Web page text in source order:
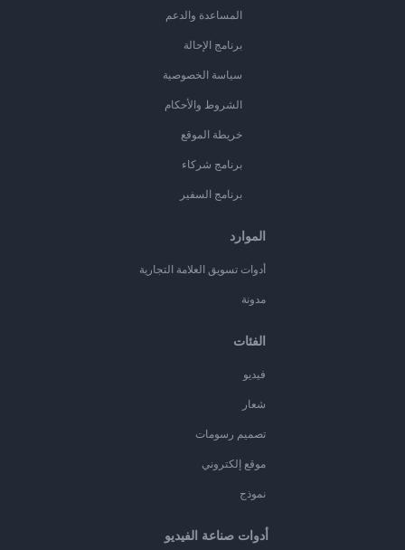
المساعدة والدعم
برنامج الإحالة
سياسة الخصوصية
الشروط والأحكام
خريطة الموقع
برنامج شركاء
برنامج السفير
الموارد
أدوات تسويق العلامة التجارية
مدونة
الفئات
فيديو
شعار
تصميم رسومات
موقع إلكتروني
نموذج
أدوات صناعة الفيديو